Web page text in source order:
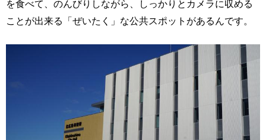
を食べて、のんびりしながら、しっかりとカメラに収める
ことが出来る「ぜいたく」な公共スポットがあるんです。